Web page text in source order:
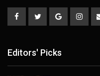
Editors' Picks